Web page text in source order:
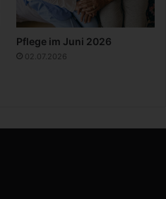
Pflege im Juni 2026
02.07.2026